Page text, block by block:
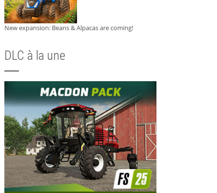
New expansion: Beans & Alpacas are coming!
DLC à la une